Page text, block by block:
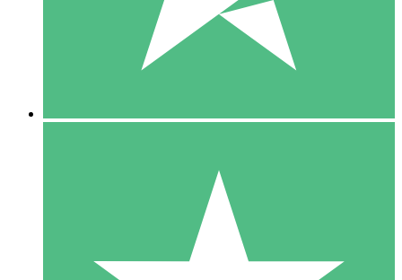
10 00
10 Téléchargements
20 00